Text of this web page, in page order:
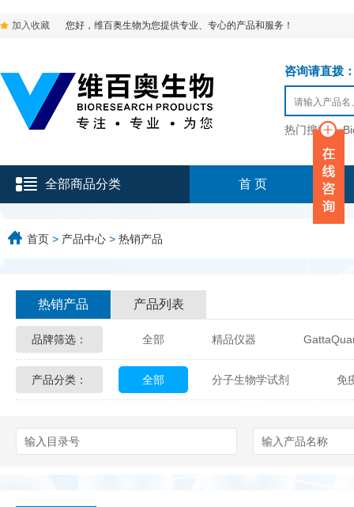
加入收藏 您好，维百奥生物为您提供专业、专心的产品和服务！
咨询请直拨
热门搜索：
全部商品分类 首 页
首页 > 产品中心 > 热销产品
热销产品 产品列表
品牌筛选： 全部 精品仪器
Glycon Biochem Sterlitech
产品分类： 全部 分子生物学试剂 免